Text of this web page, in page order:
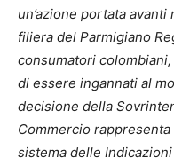
un’azione portata
filiera del Parmigiano
consumatori
di essere ingannati al
decisione della
Commercio
sistema delle